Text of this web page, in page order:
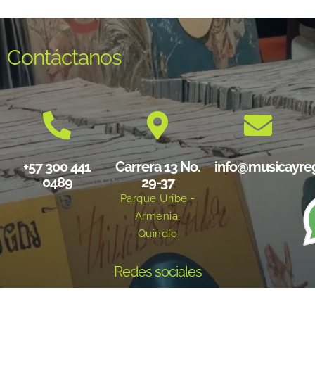
Contáctanos
+57 300 441
0489
Carrera 13 No.
29-37
Parque Uribe -
Armenia,
Quindío
Redes sociales